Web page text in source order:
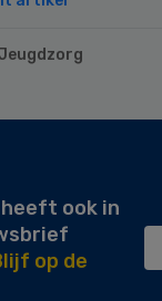
ook in
op de